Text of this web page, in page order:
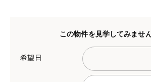
この物件を見学してみませ
希望日